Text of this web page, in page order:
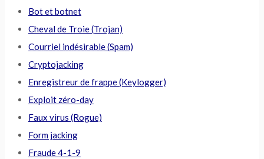
Bot et botnet
Cheval de Troie (Trojan)
Courriel indésirable (Spam)
Cryptojacking
Enregistreur de frappe (Keylogger)
Exploit zéro-day
Faux virus (Rogue)
Form jacking
Fraude 4-1-9